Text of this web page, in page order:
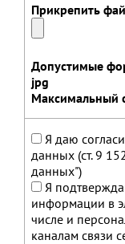
Прикрепить
Допустимые
jpg
Максимальный
Я даю
данных (ст. 9
данных")
Я
информации в
числе и
каналам связи